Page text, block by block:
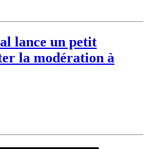
lance un petit
la modération à